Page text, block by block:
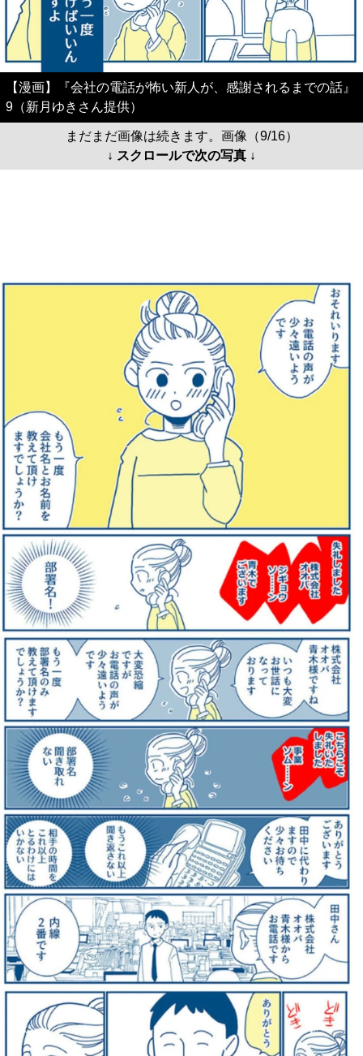
【漫画】『会社の電話が怖い新人が、感謝されるまでの話』
9（新月ゆきさん提供）
まだまだ画像は続きます。画像（9/16）
↓ スクロールで次の写真 ↓